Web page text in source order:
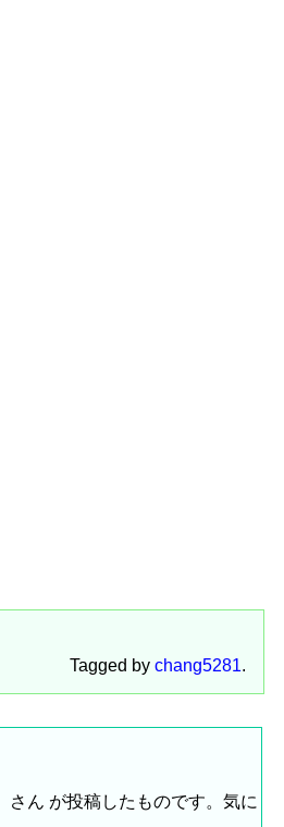
Tagged by chang5281.
さん が投稿したものです。気に